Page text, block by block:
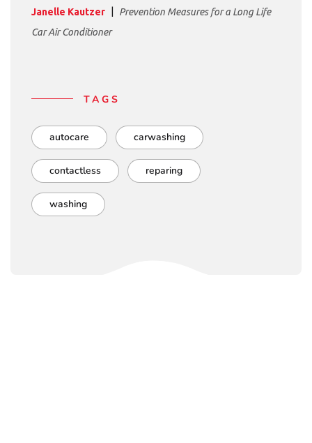
Janelle Kautzer
Prevention Measures for a Long Life
Car Air Conditioner
TAGS
autocare carwashing
contactless reparing
washing